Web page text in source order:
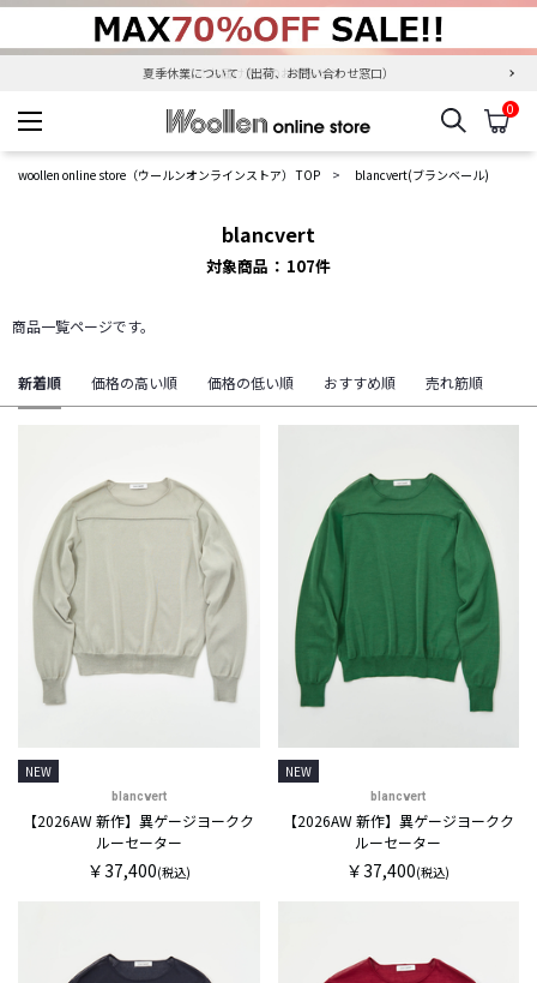
夏季休業について（出荷、お問い合わせ窓口）
woollen online store
検索 カ
0
woollen online store（ウールンオンラインストア） TOP blancvert(ブランベール)
blancvert
対象商品 107件
商品一覧ページです。
新着順 価格の高い順 価格の低い順 おすすめ順 売れ筋順
NEW
blancvert
【2026AW 新作】異ゲージヨークク
ルーセーター
￥37,400(税込)
NEW
blancvert
【2026AW 新作】異ゲージヨークク
ルーセーター
￥37,400(税込)